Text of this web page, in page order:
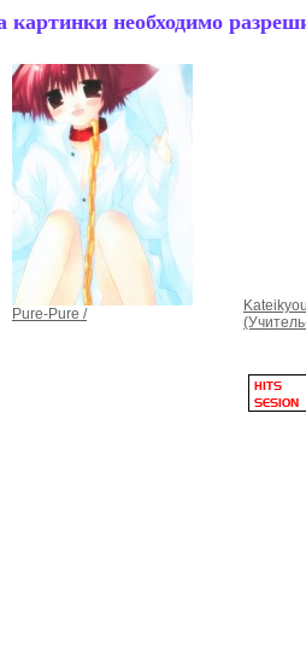
картинки необходимо
Pure-Pure /